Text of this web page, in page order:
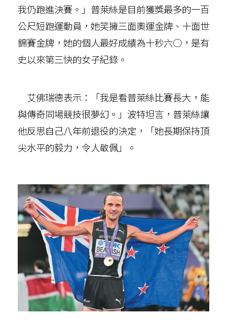
我仍跑進決賽。」普萊絲是目前獲獎最多的一百
公尺短跑運動員，她笑擁三面奧運金牌、十面世
錦賽金牌，她的個人最好成績為十秒六○，是有
史以來第三快的女子紀錄。
艾佛瑞德表示：「我是看普萊絲比賽長大，能
與傳奇同場競技很夢幻。」波特坦言，普萊絲讓
他反思自己八年前退役的決定，「她長期保持頂
尖水平的毅力，令人敬佩」。